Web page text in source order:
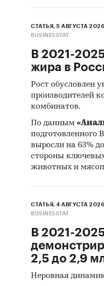
СТАТЬЯ, 5 АВГУСТА 2026
BUSINESSTAT
В 2021-
жира в
Рост обусловлен
производителей
комбинатов.
По данным
подготовленного
выросли на 63%
стороны
животных и
СТАТЬЯ, 4 АВГУСТА 2026
BUSINESSTAT
В 2021-
2,5 до 2,9
Неровная